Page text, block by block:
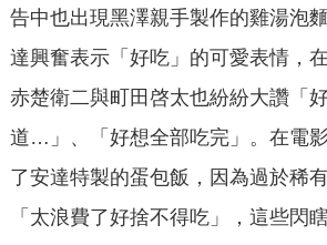
告中也出現黑澤親手製作的雞湯泡
達興奮表示「好吃」的可愛表情，
赤楚衛二與町田啓太也紛紛大讚「
道…」、「好想全部吃完」。在電
了安達特製的蛋包飯，因為過於稀
「太浪費了好捨不得吃」，這些閃